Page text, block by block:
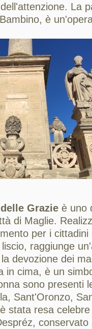
La
è
Grazie è uno
di Maglie.
per i
raggiunge
devozione dei
in cima, è un
sono presenti
Sant'Oronzo,
stata resa
conservato